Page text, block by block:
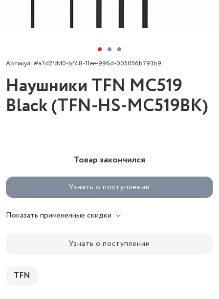
Артикул: #a7d2fdd0-bf48-11ee-996d-005056b793b9
Наушники TFN MC519
Black (TFN-HS-MC519BK)
Товар закончился
Узнать о поступлении
Показать применённые скидки
Узнать о поступлении
TFN